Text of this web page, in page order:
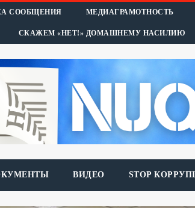
СООБЩЕНИЯ МЕДИАГРАМОТНОСТЬ
СКАЖЕМ «НЕТ!» ДОМАШНЕМУ НАСИЛИЮ
ВИДЕО STOP